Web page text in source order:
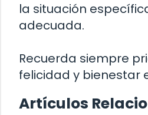
la situación
adecuada.
Recuerda siempre
felicidad y bienestar
Artículos